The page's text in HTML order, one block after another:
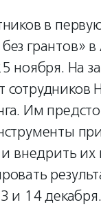
в
грантов» в
ноября. На
сотрудников
Им
внедрить их
и 14 декабря.